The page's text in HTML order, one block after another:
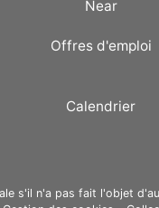
Near
Offres d'emploi
Calendrier
s'il n'a pas fait l'objet